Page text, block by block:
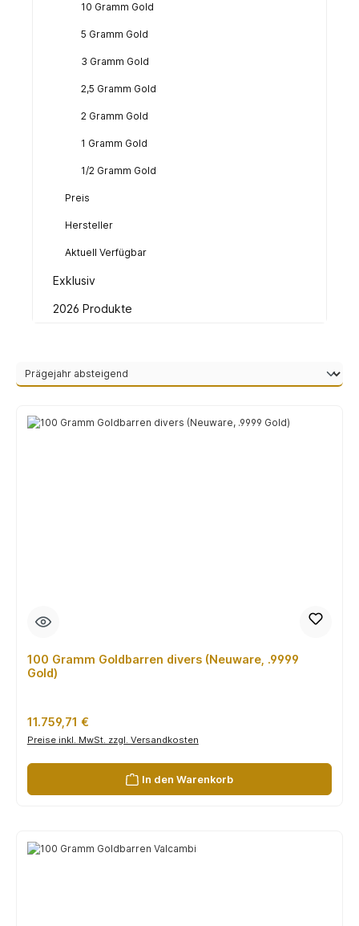
10 Gramm Gold
5 Gramm Gold
3 Gramm Gold
2,5 Gramm Gold
2 Gramm Gold
1 Gramm Gold
1/2 Gramm Gold
Preis
Hersteller
Aktuell Verfügbar
Exklusiv
2026 Produkte
100 Gramm Goldbarren divers (Neuware, .9999
Gold)
Regulärer Preis:
11.759,71 €
Preise inkl. MwSt. zzgl. Versandkosten
In den Warenkorb